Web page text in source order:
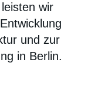
wir
und zur
in Berlin.